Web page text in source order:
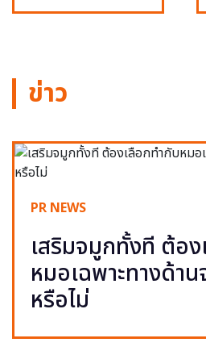
ข่าว
PR NEWS
เสริมจมูกทั้งที ต้อ
หมอเฉพาะทางด้า
หรือไม่